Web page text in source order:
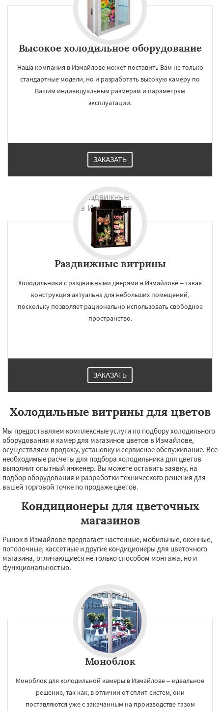
Высокое холодильное оборудование
Наша компания в Измайлове может поставить Вам не только
стандартные модели, но и разработать высокую камеру по
Вашим индивидуальным размерам и параметрам
эксплуатации.
ЗАКАЗАТЬ
Раздвижные витрины
Холодильники с раздвижными дверями в Измайлове – такая
конструкция актуальна для небольших помещений,
поскольку позволяет рационально использовать свободное
пространство.
ЗАКАЗАТЬ
Холодильные витрины для цветов
Мы предоставляем комплексные услуги по подбору холодильного
оборудования и камер для магазинов цветов в Измайлове,
осуществляем продажу, установку и сервисное обслуживание. Все
необходимые расчеты для подбора холодильника для цветов
выполнит опытный инженер. Вы можете оставить заявку, на
подбор оборудования и разработки технического решения для
вашей торговой точке по продаже цветов.
Кондиционеры для цветочных
магазинов
Рынок в Измайлове предлагает настенные, мобильные, оконные,
потолочные, кассетные и другие кондиционеры для цветочного
магазина, отличающиеся не только способом монтажа, но и
функциональностью.
Моноблок
Моноблок для холодильной камеры в Измайлове – идеальное
решение, так как, в отличии от сплит-систем, они
поставляются уже с закачанным на производстве газом